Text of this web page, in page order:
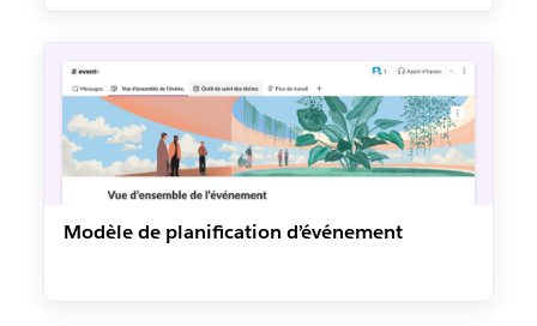
Modèle de planification d’événement